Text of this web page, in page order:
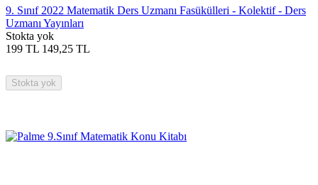
9. Sınıf 2022 Matematik Ders Uzmanı Fasükülleri - Kolektif - Ders
Uzmanı Yayınları
Stokta yok
199 TL 149,25 TL
Stokta yok